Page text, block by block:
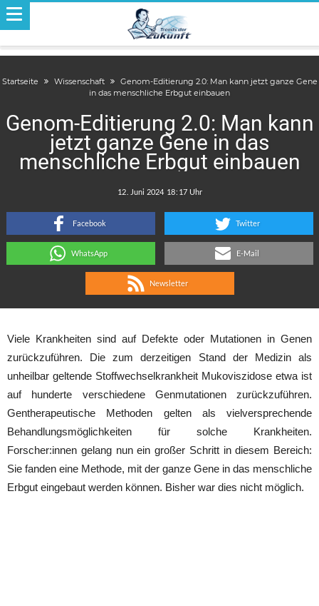
Startseite Wissenschaft
Genom-Editierung 2.0: Man kann jetzt ganze Gene
in das menschliche Erbgut einbauen
Genom-Editierung 2.0: Man kann
jetzt ganze Gene in das
menschliche Erbgut einbauen
:
Facebook Twitter
WhatsApp E-Mail
Newsletter
Viele Krankheiten sind auf Defekte oder Mutationen in Genen
zurückzuführen. Die zum derzeitigen Stand der Medizin als
unheilbar geltende Stoffwechselkrankheit Mukoviszidose etwa ist
auf hunderte verschiedene Genmutationen zurückzuführen.
Gentherapeutische Methoden gelten als vielversprechende
Behandlungsmöglichkeiten für solche Krankheiten.
Forscher:innen gelang nun ein großer Schritt in diesem Bereich:
Sie fanden eine Methode, mit der ganze Gene in das menschliche
Erbgut eingebaut werden können. Bisher war dies nicht möglich.